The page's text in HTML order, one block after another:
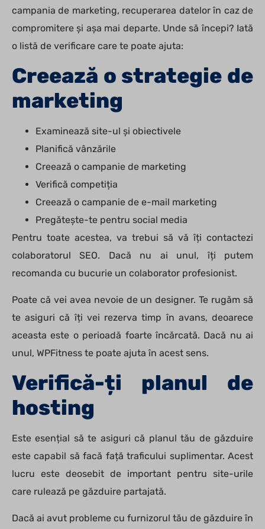
campania de marketing, recuperarea datelor în caz de
compromitere și așa mai departe. Unde să începi? Iată
o listă de verificare care te poate ajuta:
Creează o strategie de
marketing
Examinează site-ul și obiectivele
Planifică vânzările
Creează o campanie de marketing
Verifică competiția
Creează o campanie de e-mail marketing
Pregătește-te pentru social media
Pentru toate acestea, va trebui să vă îți contactezi
colaboratorul SEO. Dacă nu ai unul, îți putem
recomanda cu bucurie un colaborator profesionist.
Poate că vei avea nevoie de un designer. Te rugăm să
te asiguri că îți vei rezerva timp în avans, deoarece
aceasta este o perioadă foarte încărcată. Dacă nu ai
unul, WPFitness te poate ajuta în acest sens.
Verifică-ți planul de
hosting
Este esențial să te asiguri că planul tău de găzduire
este capabil să facă față traficului suplimentar. Acest
lucru este deosebit de important pentru site-urile
care rulează pe găzduire partajată.
Dacă ai avut probleme cu furnizorul tău de găzduire în